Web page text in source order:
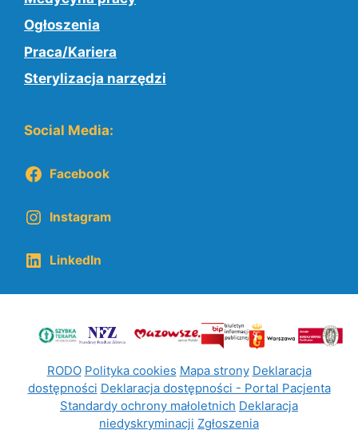
Ogłoszenia
Praca/Kariera
Sterylizacja narzędzi
Social Media:
Facebook
Instagram
LinkedIn
RODO Polityka cookies Mapa strony Deklaracja
dostępności Deklaracja dostępności - Portal Pacjenta
Standardy ochrony małoletnich Deklaracja
niedyskryminacji Zgłoszenia